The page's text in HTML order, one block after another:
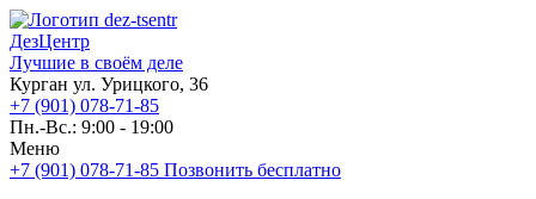
ДезЦентр
Лучшие в своём деле
Курган ул. Урицкого, 36
+7 (901) 078-71-85
Пн.-Вс.: 9:00 - 19:00
Меню
+7 (901) 078-71-85 Позвонить бесплатно